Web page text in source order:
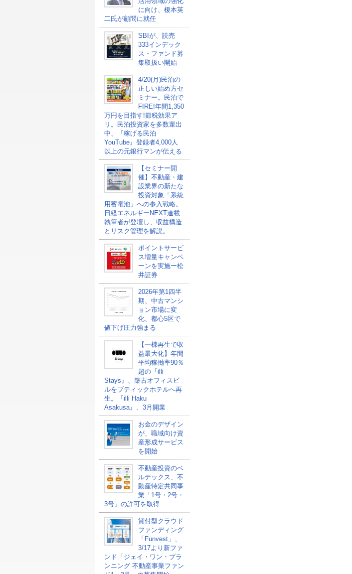
に向け、榎本英
二氏が顧問に就任
SBIが、読売
333インデック
ス・ファンド募
集取扱い開始
4/20(月)民泊の
正しい始め方セ
ミナー。民泊で
FIRE!年間1,350
万円を目指す!節税効果ア
リ。民泊投資家を多数輩出
中、『稼げる民泊
YouTube』登録者4,000人
以上の元銀行マンが伝える
【セミナー開
催】不動産・建
設業界の新たな
投資対象「系統
用蓄電池」への参入戦略。
日経エネルギーNEXT連載
執筆者が登壇し、収益構造
とリスク管理を解説。
ポイントサービ
ス増量キャンペ
ーンを実施ー松
井証券
2026年第1四半
期、中古マンシ
ョン市場に変
化、都心5区で
値下げ圧力強まる
【一棟再生で収
益最大化】年間
平均稼働率90％
超の『illi
Stays』、築古オフィスビ
ルをブティックホテルへ再
生。『illi Haku
Asakusa』、3月開業
お金のデザイン
が、職域向け資
産形成サービス
を開始
不動産投資のベ
ルテックス、不
動産特定共同事
業「1号・2号・
3号」の許可を取得
貸付型クラウド
ファンディング
「Funvest」、
3/17より新ファ
ンド「ジェイ・ワン・プラ
ンニング 不動産事業ファン